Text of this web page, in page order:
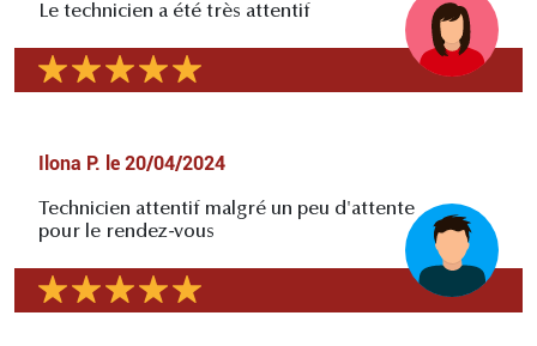
Le technicien a été très attentif
Ilona P. le 20/04/2024
Technicien attentif malgré un peu d'attente
pour le rendez-vous